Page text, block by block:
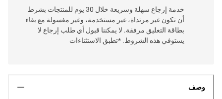
خدمة إرجاع سهلة وسريعة خلال 30 يوم للمنتجات بشرط
أن تكون غير مرتداة، غير مستخدمة، وغير مغسولة مع بقاء
بطاقة التعليق مرفقة. لا يمكننا قبول أي طلب إرجاع لا
يستوفي هذه الشروط. *تطبق الاستثناءات
وصف